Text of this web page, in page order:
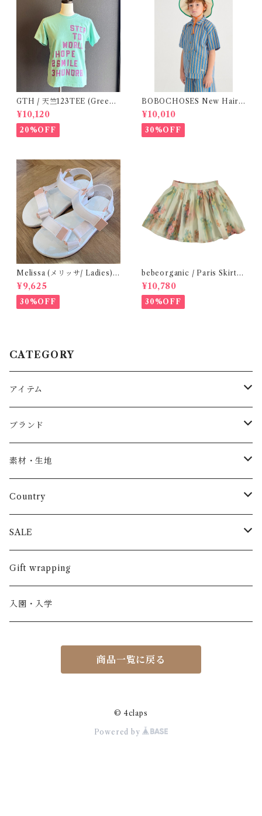
GTH / 天竺123TEE (Green)
/ Size 1
¥10,120
20%OFF
BOBOCHOSES New Hairli
ne woven shirt / 2-4Y
¥10,010
30%OFF
Melissa (メリッサ/ Ladies)
Papete +Rider / White
¥9,625
30%OFF
bebeorganic / Paris Skirt
Nostalgic Florals (10・12y)
¥10,780
30%OFF
CATEGORY
アイテム
Baby
トップス
長袖
半袖
パンツ
長ズボン
半ズボン
スカート
ワンピース
カーディガン / 羽織もの
ブランド
AS WE GROW
ARCH&LINE
BABE & TESS
BOBOCHOSES
BONHEUR DU JOUR
素材・生地
コットン 100%
リネン( 麻 )
ウール
アルパカ
Country
France / フランス
Italy / イタリア
NY / ニューヨーク
Spain / スペイン
SALE
男の子
女の子
くつ・帽子・Bag
Gift wrapping
入園・入学
商品一覧に戻る
© 4claps
Powered by